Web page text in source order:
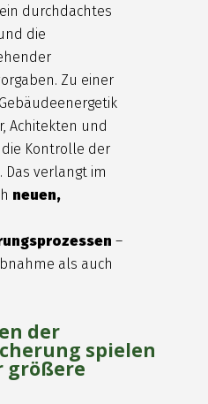
durchdachtes
die
Zu einer
Achitekten und
Kontrolle der
verlangt im
neuen,
–
als auch
der
spielen
größere